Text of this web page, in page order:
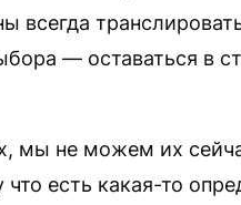
всегда
— оставаться в
мы не можем их
есть какая-то